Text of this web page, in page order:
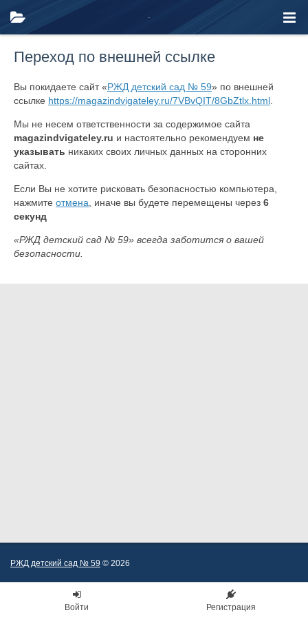
Переход по внешней ссылке
Вы покидаете сайт «РЖД детский сад № 59» по внешней
ссылке https://magazindvigateley.ru/7VBvQIT/8GbZtlx.html
Мы не несем ответственности за содержимое сайта
magazindvigateley.ru и настоятельно рекомендуем не
указывать никаких своих личных данных на сторонних
сайтах.
Если Вы не хотите рисковать безопасностью компьютера,
нажмите отмена , иначе вы будете перемещены через 6
секунд
«РЖД детский сад № 59» всегда заботится о вашей
безопасности.
РЖД детский сад № 59 © 2026
Войти Регистрация